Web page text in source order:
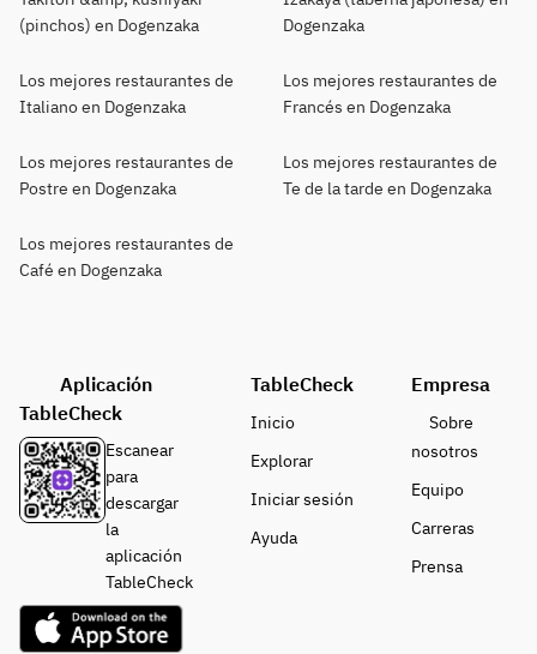
(pinchos) en Dogenzaka
Dogenzaka
Los mejores restaurantes de
Italiano en Dogenzaka
Los mejores restaurantes de
Francés en Dogenzaka
Los mejores restaurantes de
Postre en Dogenzaka
Los mejores restaurantes de
Te de la tarde en Dogenzaka
Los mejores restaurantes de
Café en Dogenzaka
Aplicación
TableCheck
Escanear
para
descargar
la
aplicación
TableCheck
TableCheck
Inicio
Explorar
Iniciar sesión
Ayuda
Empresa
Sobre
nosotros
Equipo
Carreras
Prensa